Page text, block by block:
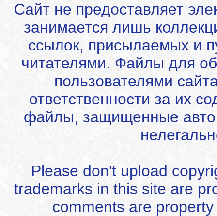
Сайт не предоставляет
занимается лишь
ссылок, присылаемых и
читателями. Файлы для
пользователями
ответственности за их
файлы, защищенные
Please don't upload
trademarks in this site are
comments are